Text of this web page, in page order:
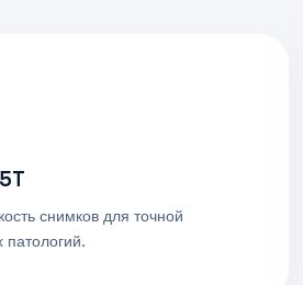
снимков для точной
патологий.